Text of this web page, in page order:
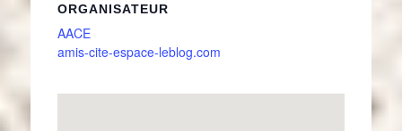
ORGANISATEUR
AACE
amis-cite-espace-leblog.com